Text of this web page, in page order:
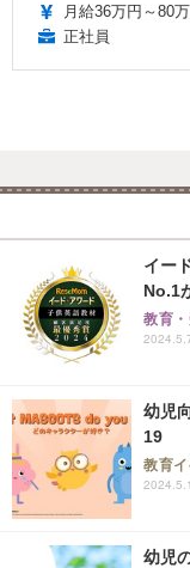
月給36万円～80
正社員
イー
No.1
教育
幼児
19
教育
幼児